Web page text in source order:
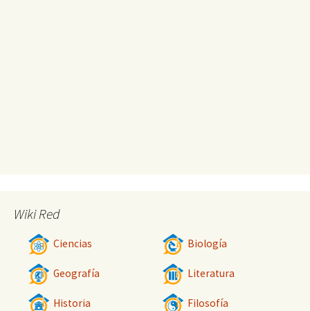
Wiki Red
Ciencias Biología
Geografía Literatura
Historia Filosofía